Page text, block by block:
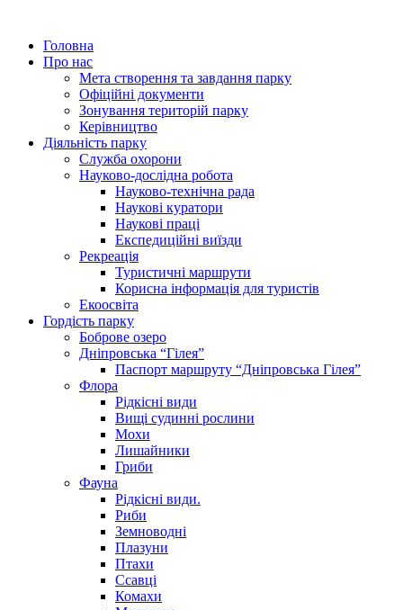
Головна
Про нас
Мета створення та завдання парку
Офіційні документи
Зонування територій парку
Керівництво
Діяльність парку
Служба охорони
Науково-дослідна робота
Науково-технічна рада
Наукові куратори
Наукові праці
Експедиційні виїзди
Рекреація
Туристичні маршрути
Корисна інформація для туристів
Екоосвіта
Гордість парку
Боброве озеро
Дніпровська “Гілея”
Паспорт маршруту “Дніпровська Гілея”
Флора
Рідкісні види
Вищі судинні рослини
Мохи
Лишайники
Гриби
Фауна
Рідкісні види.
Риби
Земноводні
Плазуни
Птахи
Ссавці
Комахи